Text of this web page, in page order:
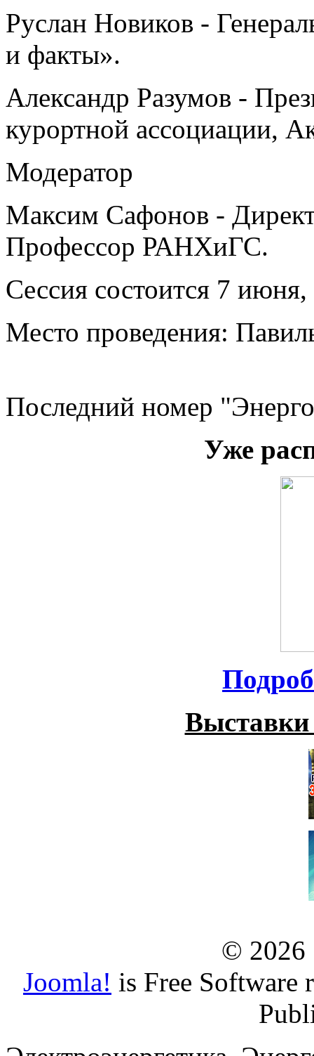
Руслан Новиков -
и факты».
Александр Разумов -
курортной ассоциации,
Модератор
Максим Сафонов -
Профессор РАНХиГС.
Сессия состоится 7
Место проведения:
Последний номер
Уже
© 2026
Joomla! is Free Software